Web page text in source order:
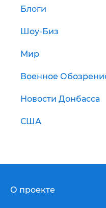
Блоги
Шоу-Биз
Мир
Военное
Новости Донбасса
США
О проекте